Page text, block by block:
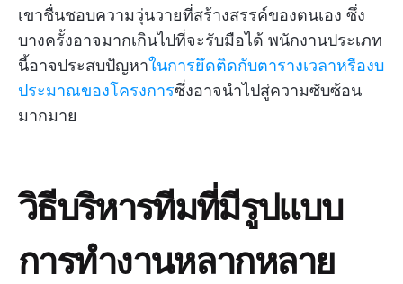
เขาชื่นชอบความวุ่นวายที่สร้างสรรค์ของตนเอง ซึ่ง
บางครั้งอาจมากเกินไปที่จะรับมือได้ พนักงานประเภท
นี้อาจประสบปัญหาในการยึดติดกับตารางเวลาหรืองบ
ประมาณของโครงการซึ่งอาจนำไปสู่ความซับซ้อน
มากมาย
วิธีบริหารทีมที่มีรูปแบบ
การทำงานหลากหลาย